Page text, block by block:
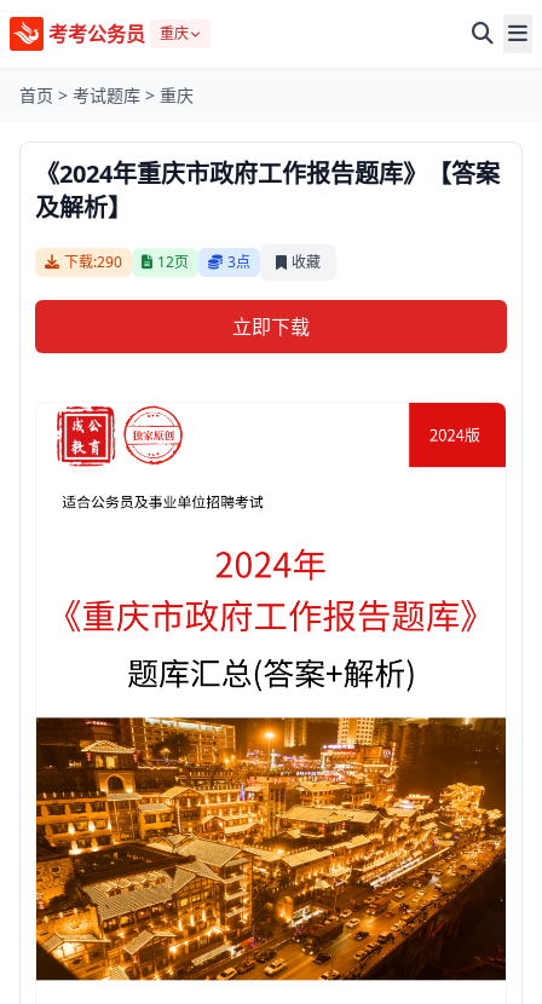
考考公务员 重庆
首页 > 考试题库 > 重庆
《2024年重庆市政府工作报告题库》【答案
及解析】
下载:290 12页 3点 收藏
立即下载